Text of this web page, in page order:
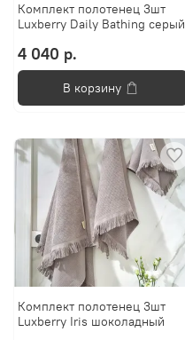
Комплект полотенец 3шт
Luxberry Daily Bathing серый
4 040 р.
В корзину
Комплект полотенец 3шт
Luxberry Iris шоколадный